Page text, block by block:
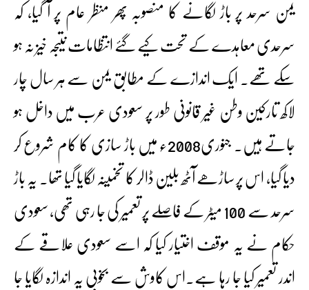
یمن سرحد پر باڑ لگانے کا منصوبہ پھر منظر عام پر آ گیا، کہ
سرحدی معاہدے کے تحت کیے گئے انتظامات نتیجہ خیز نہ ہو
سکے تھے۔ ایک اندازے کے مطابق یمن سے ہر سال چار
لاکھ تارکین وطن غیر قانونی طور پر سعودی عرب میں داخل ہو
جاتے ہیں۔ جنوری2008ء میں باڑ سازی کا کام شروع کر
دیا گیا، اس پر ساڑھے آٹھ بلین ڈالر کا تخمینہ لگایا گیا تھا۔ یہ باڑ
سرحد سے 100 میٹر کے فاصلے پر تعمیر کی جا رہی تھی، سعودی
حکام نے یہ موقف اختیار کیا کہ اسے سعودی علاقے کے
اندر تعمیر کیا جا رہا ہے۔اس کاوش سے بخوبی یہ اندازہ لگایا جا